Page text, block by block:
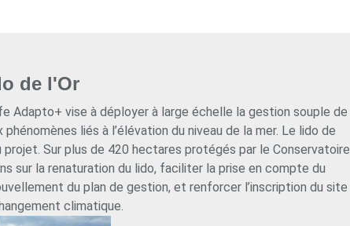
de l'Or
Adapto+ vise à déployer à large échelle la gestion souple de
liés à l’élévation du niveau de la mer. Le lido de
projet. Sur plus de 420 hectares protégés par le Conservatoire
sur la renaturation du lido, faciliter la prise en compte du
du plan de gestion, et renforcer l’inscription du site
climatique.